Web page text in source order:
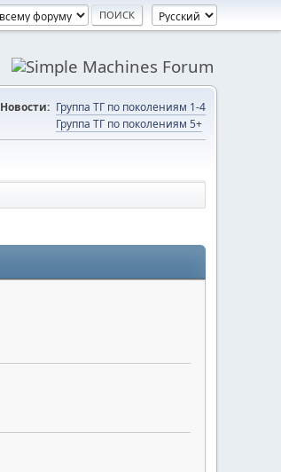
Новости: Группа ТГ по поколениям 1-4
Группа ТГ по поколениям 5+